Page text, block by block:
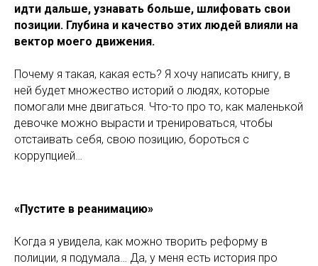
идти дальше, узнавать больше, шлифовать свои
позиции. Глубина и качество этих людей влияли на
вектор моего движения.
Почему я такая, какая есть? Я хочу написать книгу, в
ней будет множество историй о людях, которые
помогали мне двигаться. Что-то про то, как маленькой
девочке можно вырасти и тренироваться, чтобы
отстаивать себя, свою позицию, бороться с
коррупцией…
«Пустите в реанимацию»
Когда я увидела, как можно творить реформу в
полиции, я подумала… Да, у меня есть история про